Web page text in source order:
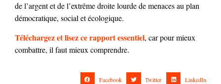
de l’argent et de l’extrême droite lourde de menaces au plan
démocratique, social et écologique.
Téléchargez et lisez ce rapport essentiel, car pour mieux
combattre, il faut mieux comprendre.
Facebook Twitter LinkedIn